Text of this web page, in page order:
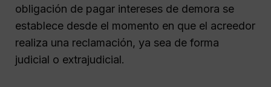
obligación de pagar intereses de demora se
establece desde el momento en que el acreedor
realiza una reclamación, ya sea de forma
judicial o extrajudicial.